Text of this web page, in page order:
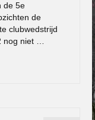
de 5e
de
clubwedstrijd
nog niet …